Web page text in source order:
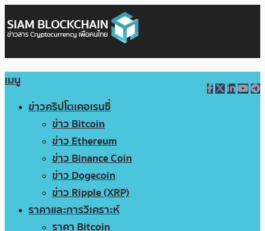
เมนู
ข่าวคริปโตเคอเรนซี่
ข่าว Bitcoin
ข่าว Ethereum
ข่าว Binance Coin
ข่าว Dogecoin
ข่าว Ripple (XRP)
ราคาและการวิเคราะห์
ราคา Bitcoin